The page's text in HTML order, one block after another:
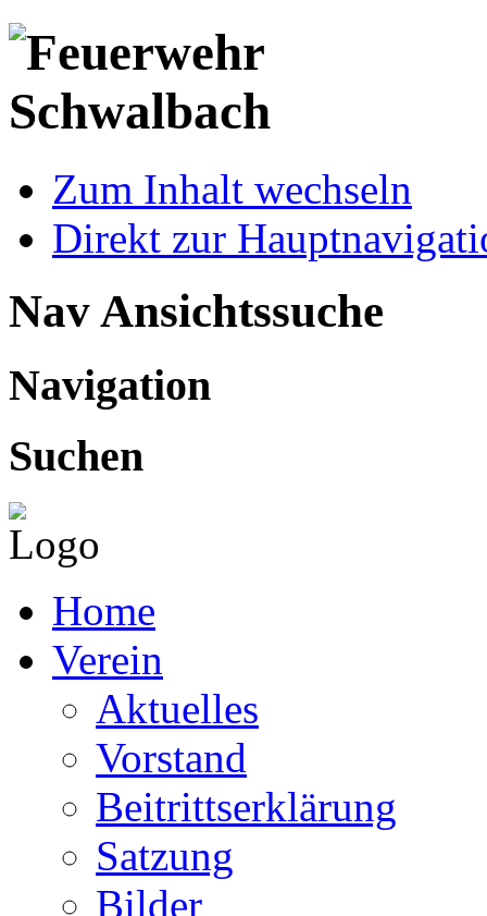
Zum Inhalt wechseln
Direkt zur
Nav Ansichtssuche
Navigation
Suchen
Home
Verein
Aktuelles
Vorstand
Beitrittserklärung
Satzung
Bilder